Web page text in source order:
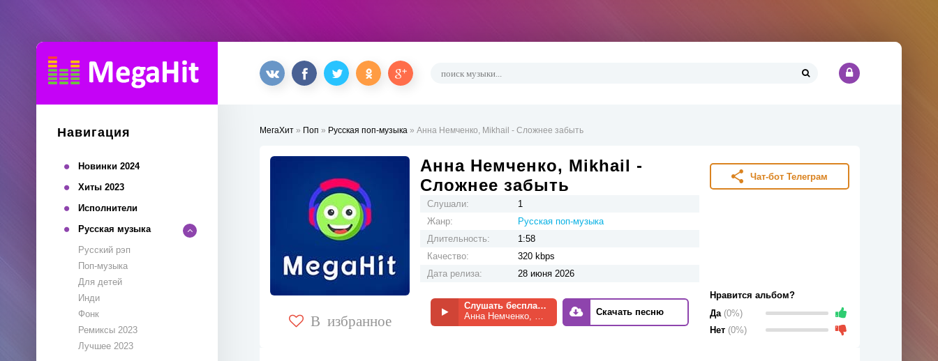
Навигация
Новинки 2024
Хиты 2023
Исполнители
Русская музыка
Русский рэп
Поп-музыка
Для детей
Инди
Фонк
Ремиксы 2023
Лучшее 2023
МегаХит » Поп » Русская поп-музыка » Анна Немченко, Mikhail - Сложнее забыть
В избранное
Анна Немченко, Mikhail -
Сложнее забыть
Слушали:
1
Жанр:
Русская поп-музыка
Длительность:
1:58
Качество:
320 kbps
Дата релиза:
28 июня 2026
Слушать бесплатно
Анна Немченко, Mikhail - Сложнее забыть
Скачать песню
Чат-бот Телеграм
Нравится альбом?
Да (0%)
Нет (0%)